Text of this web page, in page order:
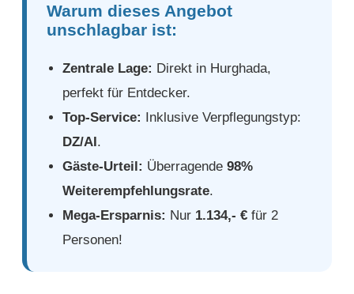
Warum dieses Angebot
unschlagbar ist:
Zentrale Lage: Direkt in Hurghada,
perfekt für Entdecker.
Top-Service: Inklusive Verpflegungstyp:
DZ/AI.
Gäste-Urteil: Überragende 98%
Weiterempfehlungsrate.
Mega-Ersparnis: Nur 1.134,- € für 2
Personen!